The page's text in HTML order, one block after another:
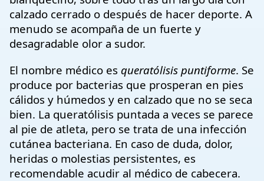
calzado cerrado o después de hacer deporte. A
menudo se acompaña de un fuerte y
desagradable olor a sudor.
El nombre médico es queratólisis puntiforme. Se
produce por bacterias que prosperan en pies
cálidos y húmedos y en calzado que no se seca
bien. La queratólisis puntada a veces se parece
al pie de atleta, pero se trata de una infección
cutánea bacteriana. En caso de duda, dolor,
heridas o molestias persistentes, es
recomendable acudir al médico de cabecera.